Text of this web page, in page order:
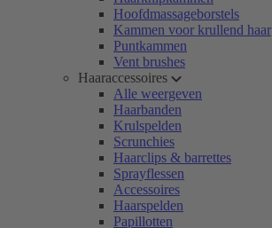
Hoofdmassageborstels
Kammen voor krullend haar
Puntkammen
Vent brushes
Haaraccessoires
Alle weergeven
Haarbanden
Krulspelden
Scrunchies
Haarclips & barrettes
Sprayflessen
Accessoires
Haarspelden
Papillotten